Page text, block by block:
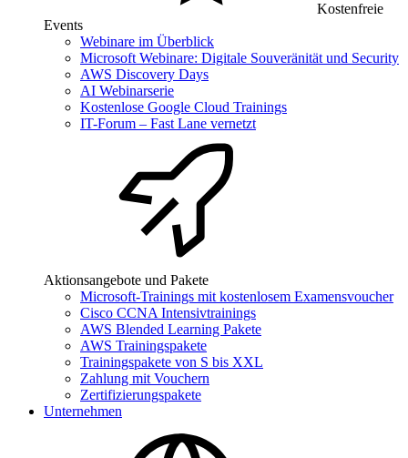
Kostenfreie
Events
Webinare im Überblick
Microsoft Webinare: Digitale Souveränität und Security
AWS Discovery Days
AI Webinarserie
Kostenlose Google Cloud Trainings
IT-Forum – Fast Lane vernetzt
Aktionsangebote und Pakete
Microsoft-Trainings mit kostenlosem Examensvoucher
Cisco CCNA Intensivtrainings
AWS Blended Learning Pakete
AWS Trainingspakete
Trainingspakete von S bis XXL
Zahlung mit Vouchern
Zertifizierungspakete
Unternehmen